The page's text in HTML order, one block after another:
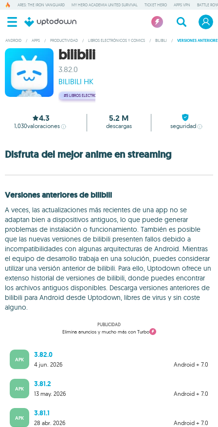
ARES: THE IRON VANGUARD MY HERO ACADEMIA UNITED SURVIVAL TICKET HERO APPS VPN BATTLE
ANDROID / APPS / PRODUCTIVIDAD / LIBROS ELECTRÓNICOS Y COMICS / BILIBILI / VERSIONES
bilibili
3.82.0
BILIBILI HK
#5 LIBROS ELECTRÓNICOS Y COMICS
4.3
1,030valoraciones
5.2 M
descargas seguridad
Disfruta del mejor anime en streaming
Versiones anteriores de bilibili
A veces, las actualizaciones más recientes de una app no se
adaptan bien a dispositivos antiguos, lo que puede generar
problemas de instalación o funcionamiento. También es posible
que las nuevas versiones de bilibili presenten fallos debido a
incompatibilidades con algunas arquitecturas de Android. Mientras
el equipo de desarrollo trabaja en una solución, puedes considerar
utilizar una versión anterior de bilibili. Para ello, Uptodown ofrece un
extenso historial de versiones de bilibili, donde puedes encontrar
los archivos antiguos disponibles. Descarga versiones anteriores de
bilibili para Android desde Uptodown, libres de virus y sin coste
alguno.
PUBLICIDAD
Elimina anuncios y mucho más con Turbo
APK
3.82.0
Android + 7.0
4 jun. 2026
APK
3.81.2
Android + 7.0
13 may. 2026
APK
3.81.1
Android + 7.0
28 abr. 2026